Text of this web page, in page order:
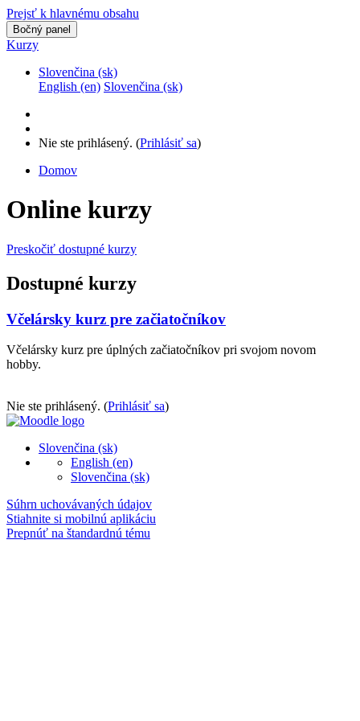
Prejsť k hlavnému obsahu
Bočný panel
Kurzy
Slovenčina ‎(sk)‎
English ‎(en)‎ Slovenčina ‎(sk)‎
Nie ste prihlásený. (Prihlásiť sa)
Domov
Online kurzy
Preskočiť dostupné kurzy
Dostupné kurzy
Včelársky kurz pre začiatočníkov
Včelársky kurz pre úplných začiatočníkov pri svojom novom
hobby.
Nie ste prihlásený. (Prihlásiť sa)
Slovenčina ‎(sk)‎
English ‎(en)‎
Slovenčina ‎(sk)‎
Súhrn uchovávaných údajov
Stiahnite si mobilnú aplikáciu
Prepnúť na štandardnú tému